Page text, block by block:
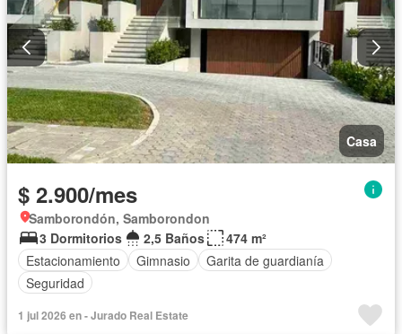
Casa
$ 2.900/mes
Samborondón, Samborondon
3 Dormitorios
2,5 Baños
474 m²
Estacionamiento
Gimnasio
Garita de guardianía
Seguridad
1 jul 2026 en - Jurado Real Estate